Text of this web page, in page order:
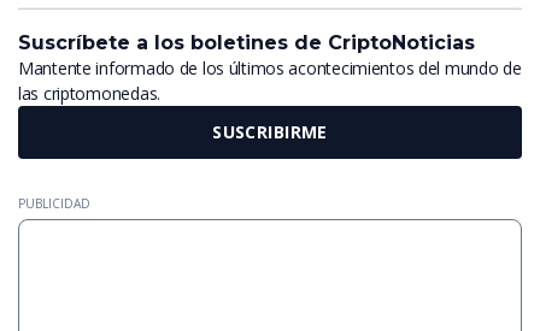
Suscríbete a los boletines de CriptoNoticias
Mantente informado de los últimos acontecimientos del mundo de
las criptomonedas.
SUSCRIBIRME
PUBLICIDAD